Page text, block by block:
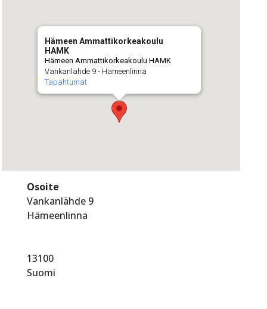
Hämeen Ammattikorkeakoulu
HAMK
Hämeen Ammattikorkeakoulu HAMK
Vankanlähde 9 - Hämeenlinna
Tapahtumat
Osoite
Vankanlähde 9
Hämeenlinna
13100
Suomi